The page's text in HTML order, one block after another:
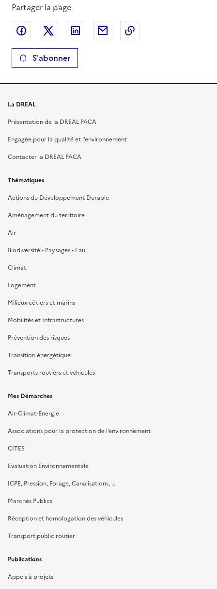
Partager la page
Partager sur Facebook
Partager sur XPartager sur LinkedIn
Partager par email
S'abonner
La DREAL
Présentation de la DREAL PACA
Engagée pour la qualité et l’environnement
Contacter la DREAL PACA
Thématiques
Actions du Développement Durable
Aménagement du territoire
Air
Biodiversité - Paysages - Eau
Climat
Logement
Milieux côtiers et marins
Mobilités et Infrastructures
Prévention des risques
Transition énergétique
Transports routiers et véhicules
Mes Démarches
Air-Climat-Energie
Associations pour la protection de l’environnement
CITES
Evaluation Environnementale
ICPE, Pression, Forage, Canalisations, …
Marchés Publics
Réception et homologation des véhicules
Transport public routier
Publications
Appels à projets